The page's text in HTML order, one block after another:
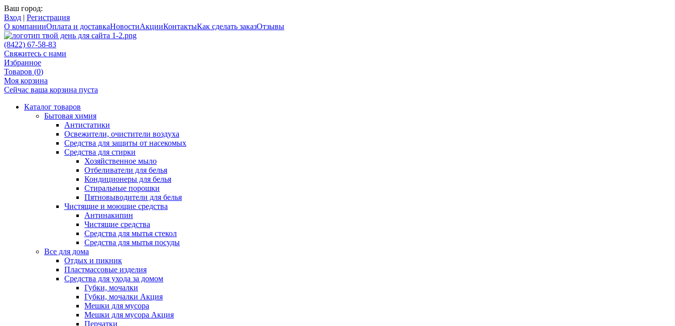
Ваш город:
Вход | Регистрация
О компанииОплата и доставкаНовостиАкцииКонтактыКак сделать заказОтзывы
(8422) 67-58-83
Свяжитесь с нами
Избранное
Товаров (0)
Моя корзина
Сейчас ваша корзина пуста
Каталог товаров
Бытовая химия
Антистатики
Освежители, очистители воздуха
Средства для защиты от насекомых
Средства для стирки
Хозяйственное мыло
Отбеливатели для белья
Кондиционеры для белья
Стиральные порошки
Пятновыводители для белья
Чистящие и моющие средства
Антинакипин
Чистящие средства
Средства для мытья стекол
Средства для мытья посуды
Все для дома
Отдых и пикник
Пластмассовые изделия
Средства для ухода за домом
Губки, мочалки
Губки, мочалки Акция
Мешки для мусора
Мешки для мусора Акция
Перчатки